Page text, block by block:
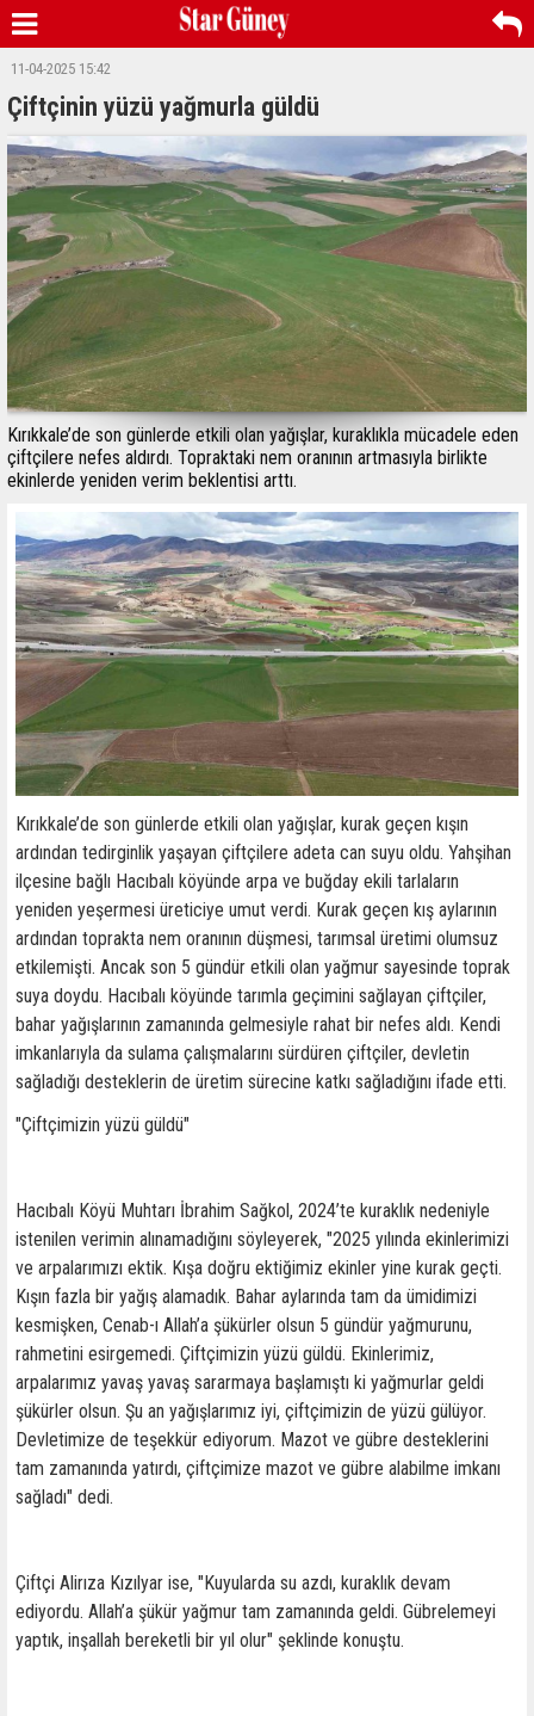
11-04-2025 15:42
Çiftçinin yüzü yağmurla güldü
Kırıkkale’de son günlerde etkili olan yağışlar, kuraklıkla mücadele eden
çiftçilere nefes aldırdı. Topraktaki nem oranının artmasıyla birlikte
ekinlerde yeniden verim beklentisi arttı.
Kırıkkale’de son günlerde etkili olan yağışlar, kurak geçen kışın
ardından tedirginlik yaşayan çiftçilere adeta can suyu oldu. Yahşihan
ilçesine bağlı Hacıbalı köyünde arpa ve buğday ekili tarlaların
yeniden yeşermesi üreticiye umut verdi. Kurak geçen kış aylarının
ardından toprakta nem oranının düşmesi, tarımsal üretimi olumsuz
etkilemişti. Ancak son 5 gündür etkili olan yağmur sayesinde toprak
suya doydu. Hacıbalı köyünde tarımla geçimini sağlayan çiftçiler,
bahar yağışlarının zamanında gelmesiyle rahat bir nefes aldı. Kendi
imkanlarıyla da sulama çalışmalarını sürdüren çiftçiler, devletin
sağladığı desteklerin de üretim sürecine katkı sağladığını ifade etti.
"Çiftçimizin yüzü güldü"
Hacıbalı Köyü Muhtarı İbrahim Sağkol, 2024’te kuraklık nedeniyle
istenilen verimin alınamadığını söyleyerek, "2025 yılında ekinlerimizi
ve arpalarımızı ektik. Kışa doğru ektiğimiz ekinler yine kurak geçti.
Kışın fazla bir yağış alamadık. Bahar aylarında tam da ümidimizi
kesmişken, Cenab-ı Allah’a şükürler olsun 5 gündür yağmurunu,
rahmetini esirgemedi. Çiftçimizin yüzü güldü. Ekinlerimiz,
arpalarımız yavaş yavaş sararmaya başlamıştı ki yağmurlar geldi
şükürler olsun. Şu an yağışlarımız iyi, çiftçimizin de yüzü gülüyor.
Devletimize de teşekkür ediyorum. Mazot ve gübre desteklerini
tam zamanında yatırdı, çiftçimize mazot ve gübre alabilme imkanı
sağladı" dedi.
Çiftçi Alirıza Kızılyar ise, "Kuyularda su azdı, kuraklık devam
ediyordu. Allah’a şükür yağmur tam zamanında geldi. Gübrelemeyi
yaptık, inşallah bereketli bir yıl olur" şeklinde konuştu.